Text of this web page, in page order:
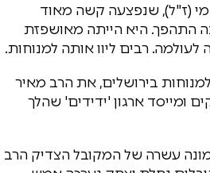
(ז"ל), שנפצעה קשה מאוד
התהפך. היא הייתה מאושפזת
רבים ליוו אותה למנוחות.
בירושלים, את הרב מאיר
ומייסד ארגון 'ידידים' שהלך
עשרה של המקובל הצדיק הרב